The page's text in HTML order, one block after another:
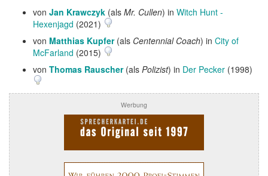
von Jan Krawczyk (als Mr. Cullen) in Witch Hunt -
Hexenjagd (2021)
von Matthias Kupfer(als Centennial Coach) in City of
McFarland (2015)
von Thomas Rauscher(als Polizist) in Der Pecker (1998)
Werbung